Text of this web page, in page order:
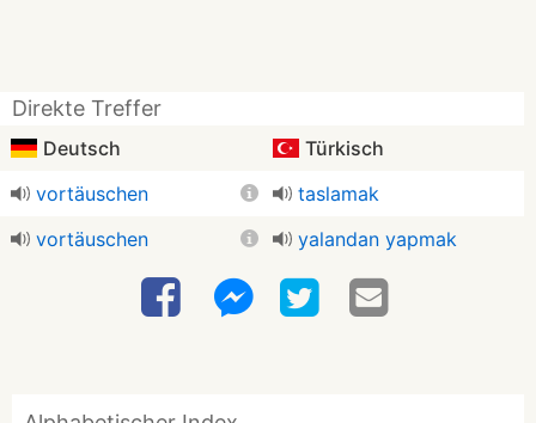
Direkte Treffer
Deutsch
Türkisch
vortäuschen
taslamak
vortäuschen
yalandan yapmak